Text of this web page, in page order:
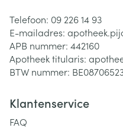
Telefoon: 09 226 14 93
E-mailadres:
APB nummer: 442160
Apotheek titularis:
BTW nummer:
Klantenservice
FAQ